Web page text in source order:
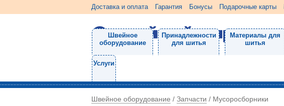
Доставка и оплата Гарантия Бонусы Подарочные карты
Швейное
оборудование
Принадлежности
для шитья
Материалы для
шитья
Услуги
Швейное оборудование / Запчасти / Мусоросборники